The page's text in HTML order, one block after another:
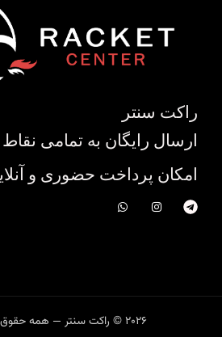
راکت سنتر
ارسال رایگان به تمامی
امکان پرداخت حضوری و
2026 © راکت سنتر — همه حقوق محفوظ است.